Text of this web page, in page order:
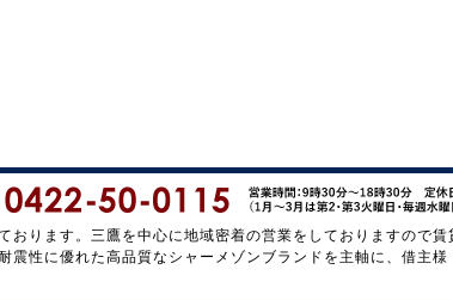
ります。三鷹を中心に地域密着の営業をしておりますので賃
性に優れた高品質なシャーメゾンブランドを主軸に、借主様